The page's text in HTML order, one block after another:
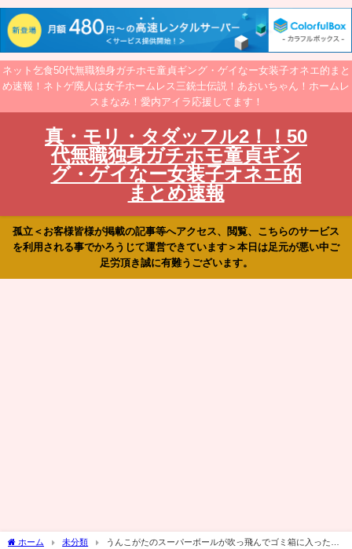
ネット乞食50代無職独身ガチホモ童貞ギング・ゲイなー女装子オネエ的まと
め速報！ネトゲ廃人は女子ホームレス三銃士伝説！あおいちゃん！ホームレ
スまなみ！愛内アイラ応援してます！
真・モリ・タダッフル2！！50
代無職独身ガチホモ童貞ギン
グ・ゲイなー女装子オネエ的
まとめ速報
孤立＜お客様皆様が掲載の記事等へアクセス、閲覧、こちらのサービス
を利用される事でかろうじて運営できています＞本日は足元が悪い中ご
足労頂き誠に有難うございます。
ホーム 未分類
うんこがたのスーパーボールが吹っ飛んで￼ゴミ箱に入った